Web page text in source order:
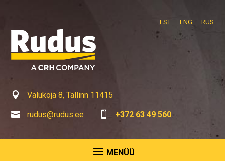
EST ENG RUS
 Valukoja 8, Tallinn 11415
 rudus@rudus.ee  +372 63 49 560